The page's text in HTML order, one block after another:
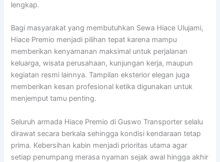
lengkap.
Bagi masyarakat yang membutuhkan Sewa Hiace Ulujami,
Hiace Premio menjadi pilihan tepat karena mampu
memberikan kenyamanan maksimal untuk perjalanan
keluarga, wisata perusahaan, kunjungan kerja, maupun
kegiatan resmi lainnya. Tampilan eksterior elegan juga
memberikan kesan profesional ketika digunakan untuk
menjemput tamu penting.
Seluruh armada Hiace Premio di Guswo Transporter selalu
dirawat secara berkala sehingga kondisi kendaraan tetap
prima. Kebersihan kabin menjadi prioritas utama agar
setiap penumpang merasa nyaman sejak awal hingga akhir